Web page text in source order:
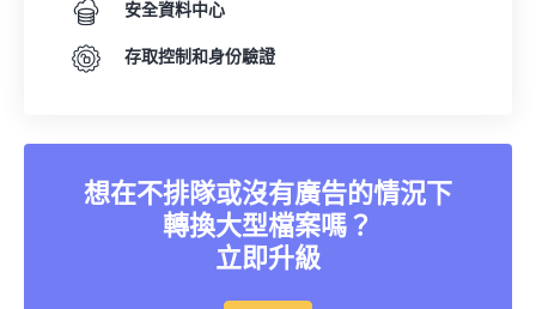
安全資料中心
存取控制和身份驗證
想在不排隊或沒有廣告的情況下
轉換大型檔案嗎？
立即升級